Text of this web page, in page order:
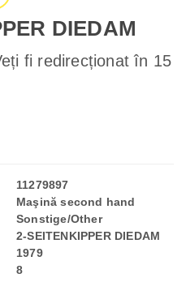
DIEDAM
fi redirecționat în 15
11279897
Maşină second hand
Sonstige/Other
2-SEITENKIPPER DIEDAM
1979
8